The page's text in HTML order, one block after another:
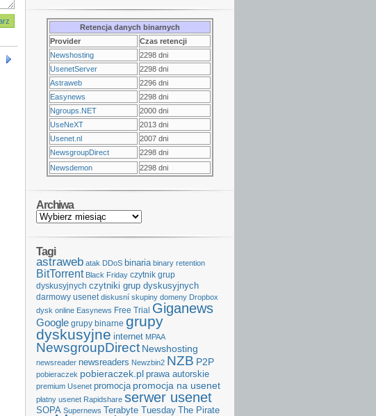
Retencja danych binarnych
Provider
Czas retencji
Newshosting
2298 dni
UsenetServer
2298 dni
Astraweb
2296 dni
Easynews
2298 dni
Ngroups.NET
2000 dni
UseNeXT
2013 dni
Usenet.nl
2007 dni
NewsgroupDirect
2298 dni
Newsdemon
2298 dni
Archiwa
Tagi
astraweb atak DDoS binaria binary retention
BitTorrent Black Friday czytnik grup
dyskusyjnych czytniki grup dyskusyjnych
darmowy usenet diskusní skupiny domeny Dropbox
dysk online Easynews Free Trial Giganews
Google grupy binarne grupy
dyskusyjne internet MPAA
NewsgroupDirect Newshosting
newsreader newsreaders Newzbin2 NZB P2P
pobieraczek pobieraczek.pl prawa autorskie
premium Usenet promocja promocja na usenet
płatny usenet Rapidshare serwer usenet
SOPA Supernews Terabyte Tuesday The Pirate